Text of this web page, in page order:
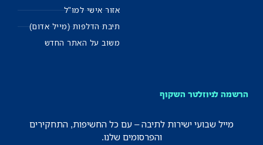
אזור אישי למו"ל
תיבת הדלפות (מייל אדום)
משוב על האתר החדש
הרשמה לניוזלטר השקוף
מייל שבועי ישירות לתיבה – עם כל החשיפות, התחקירים
והפרסומים שלנו.